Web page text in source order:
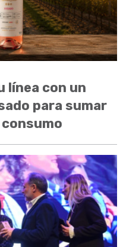
línea con un
para sumar